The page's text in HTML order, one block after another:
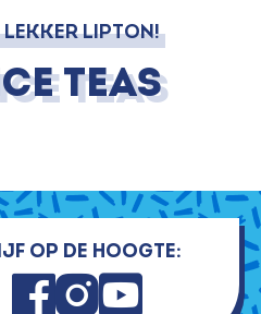
LEKKER LIPTON!
Teas
op de hoogte: